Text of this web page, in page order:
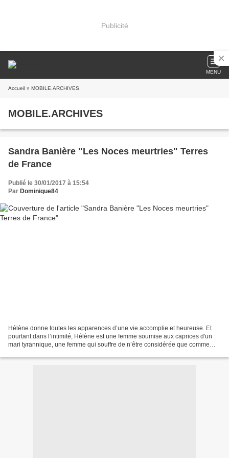
Publicité
MENU
Accueil » MOBILE.ARCHIVES
MOBILE.ARCHIVES
Sandra Banière "Les Noces meurtries" Terres
de France
Publié le 30/01/2017 à 15:54
Par Dominique84
Hélène donne toutes les apparences d’une vie accomplie et heureuse. Et
pourtant dans l’intimité, Hélène est une femme soumise aux caprices d'un
mari tyrannique, une femme qui souffre de n’être considérée que comme